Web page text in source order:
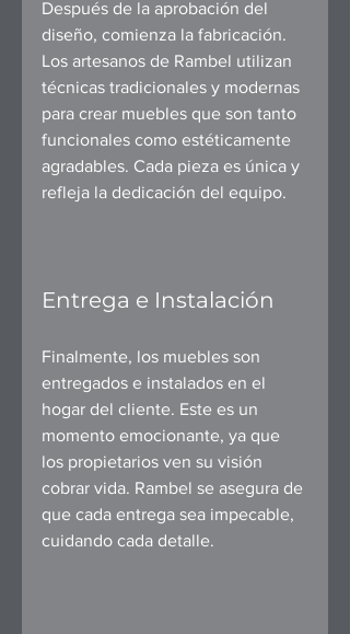
Después de la aprobación del
diseño, comienza la fabricación.
Los artesanos de Rambel utilizan
técnicas tradicionales y modernas
para crear muebles que son tanto
funcionales como estéticamente
agradables. Cada pieza es única y
refleja la dedicación del equipo.
Entrega e Instalación
Finalmente, los muebles son
entregados e instalados en el
hogar del cliente. Este es un
momento emocionante, ya que
los propietarios ven su visión
cobrar vida. Rambel se asegura de
que cada entrega sea impecable,
cuidando cada detalle.